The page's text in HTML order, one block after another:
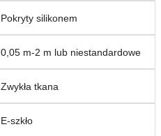
Pokryty silikonem
0,05 m-2 m lub niestandardowe
Zwykła tkana
E-szkło